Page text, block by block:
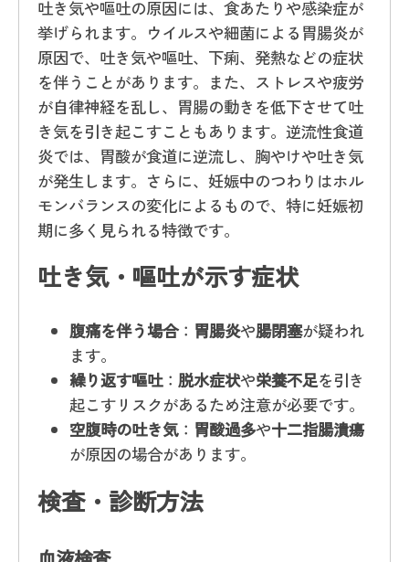
吐き気や嘔吐の原因には、食あたりや感染症が
挙げられます。ウイルスや細菌による胃腸炎が
原因で、吐き気や嘔吐、下痢、発熱などの症状
を伴うことがあります。また、ストレスや疲労
が自律神経を乱し、胃腸の動きを低下させて吐
き気を引き起こすこともあります。逆流性食道
炎では、胃酸が食道に逆流し、胸やけや吐き気
が発生します。さらに、妊娠中のつわりはホル
モンバランスの変化によるもので、特に妊娠初
期に多く見られる特徴です。
吐き気・嘔吐が示す症状
腹痛を伴う場合： 胃腸炎や腸閉塞が疑われ
ます。
繰り返す嘔吐： 脱水症状や栄養不足を引き
起こすリスクがあるため注意が必要です。
空腹時の吐き気： 胃酸過多や十二指腸潰瘍
が原因の場合があります。
検査・診断方法